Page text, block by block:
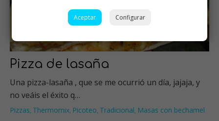
Pizza de lasaña
Una pizza-lasaña , que se me ocurrió un día, jajaja, y
no veáis el éxito q…
Pizzas, Thermomix, Picoteo, Tradicional, Masas con bechamel
Aceptar Configurar